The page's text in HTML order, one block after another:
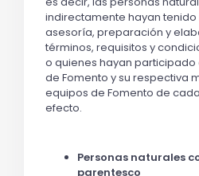
indirectamente hayan tenido
asesoría, preparación y
términos, requisitos y
o quienes hayan participado
de Fomento y su respectiva
equipos de Fomento de
efecto.
Personas naturales
parentesco